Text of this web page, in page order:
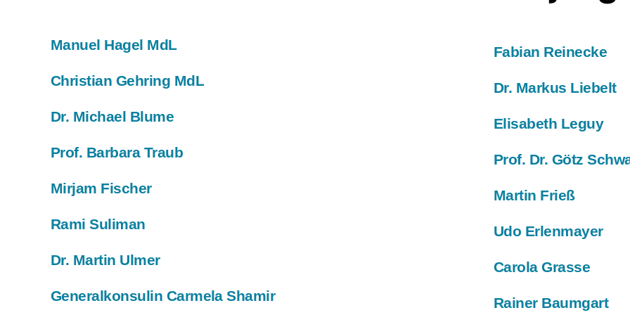
Manuel Hagel MdL
Christian Gehring MdL
Dr. Michael Blume
Prof. Barbara Traub
Mirjam Fischer
Rami Suliman
Dr. Martin Ulmer
Generalkonsulin Carmela Shamir
Fabian Reinecke
Dr. Markus Liebelt
Elisabeth Leguy
Prof. Dr. Götz
Martin Frieß
Udo Erlenmayer
Carola Grasse
Rainer Baumgart